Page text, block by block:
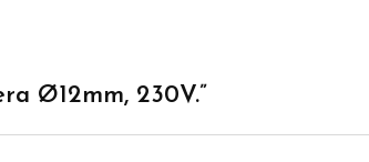
Ø12mm, 230V.”